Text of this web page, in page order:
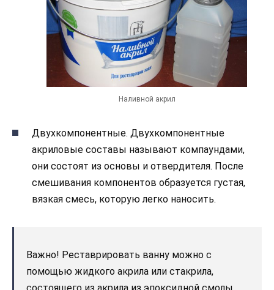
Наливной акрил
Двухкомпонентные. Двухкомпонентные
акриловые составы называют компаундами,
они состоят из основы и отвердителя. После
смешивания компонентов образуется густая,
вязкая смесь, которую легко наносить.
Важно! Реставрировать ванну можно с
помощью жидкого акрила или стакрила,